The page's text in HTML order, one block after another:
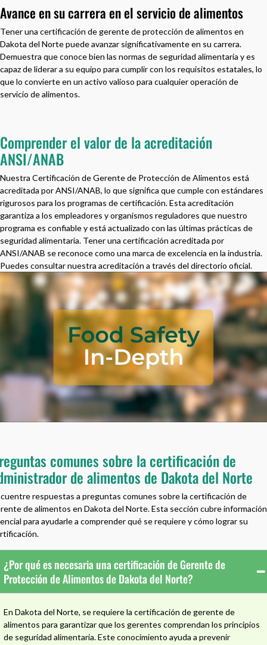
Avance en su carrera en el servicio de alimentos
Tener una certificación de gerente de protección de alimentos en
Dakota del Norte puede avanzar significativamente en su carrera.
Demuestra que conoce bien las normas de seguridad alimentaria y es
capaz de liderar a su equipo para cumplir con los requisitos estatales, lo
que lo convierte en un activo valioso para cualquier operación de
servicio de alimentos.
Comprender el valor de la acreditación
ANSI/ANAB
Nuestra Certificación de Gerente de Protección de Alimentos está
acreditada por ANSI/ANAB, lo que significa que cumple con estándares
rigurosos para los programas de certificación. Esta acreditación
garantiza a los empleadores y organismos reguladores que nuestro
programa es confiable y está actualizado con las últimas prácticas de
seguridad alimentaria. Tener una certificación acreditada por
ANSI/ANAB se reconoce como una marca de excelencia en la industria.
Puedes consultar nuestra acreditación a través del directorio oficial.
comunes sobre la certificación de
de alimentos de Dakota del Norte
respuestas a preguntas comunes sobre la certificación de
de alimentos en Dakota del Norte. Esta sección cubre información
para ayudarle a comprender qué se requiere y cómo lograr su
¿Por qué es necesaria una certificación de Gerente de
Protección de Alimentos de Dakota del Norte?
En Dakota del Norte, se requiere la certificación de gerente de
alimentos para garantizar que los gerentes comprendan los principios
de seguridad alimentaria. Este conocimiento ayuda a prevenir